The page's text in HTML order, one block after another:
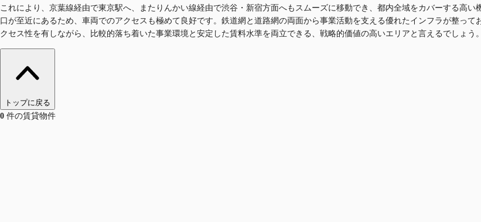
これにより、京葉線経由で東京駅へ、またりんかい線経由で渋谷・新宿方面へもスムーズに移動でき、都内全域をカバーする高
口が至近にあるため、車両でのアクセスも極めて良好です。鉄道網と道路網の両面から事業活動を支える優れたインフラが整っ
クセス性を有しながら、比較的落ち着いた事業環境と安定した賃料水準を両立できる、戦略的価値の高いエリアと言えるでしょう。
トップに戻る
0 件の賃貸物件